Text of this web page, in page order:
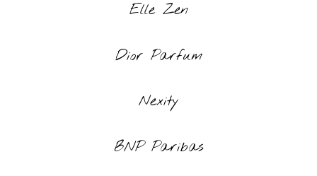
Elle Zen
Dior Parfum
Nexity
BNP Paribas